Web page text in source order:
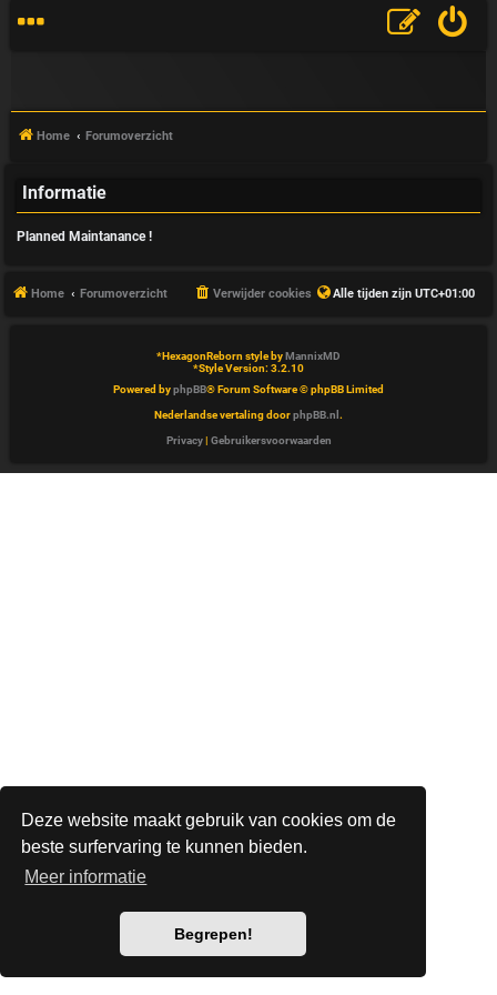
Deze website maakt gebruik van cookies om de
beste surfervaring te kunnen bieden.
Meer informatie
Begrepen!
V
A
Home Forumoverzicht
Informatie
Planned Maintanance !
Home Forumoverzicht Alle tijden zijn UTC+01:00
Verwijder cookies
*HexagonReborn style byMannixMD
*Style Version: 3.2.10
Powered byphpBB® Forum Software © phpBB Limited
Nederlandse vertaling doorphpBB.nl .
Privacy| Gebruikersvoorwaarden